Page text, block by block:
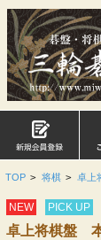
TOP > 将棋 > 卓上
NEW PICK UP
卓上将棋盤